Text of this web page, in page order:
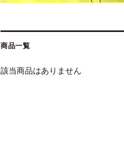
商品一覧
該当商品はありません